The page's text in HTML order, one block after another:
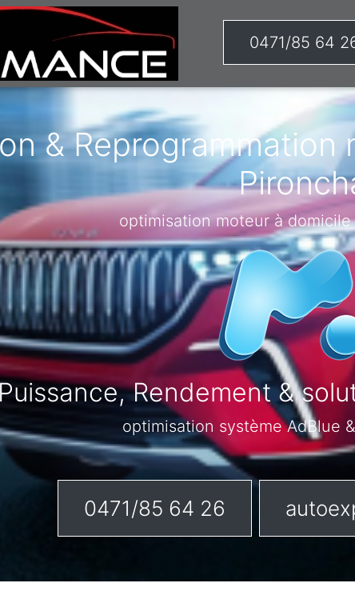
0471/85 64
&
optimisation moteur à
Rendement &
optimisation système AdBlue
0471/85 64 26